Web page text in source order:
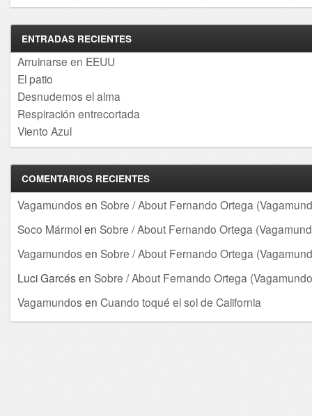
ENTRADAS RECIENTES
Arruinarse en EEUU
El patio
Desnudemos el alma
Respiración entrecortada
Viento Azul
COMENTARIOS RECIENTES
Vagamundos en Sobre / About Fernando Ortega
Soco Mármolen Sobre / About Fernando Ortega
Vagamundos en Sobre / About Fernando Ortega
Luci Garcés en Sobre / About Fernando Ortega
Vagamundos en Cuando toqué el sol de California